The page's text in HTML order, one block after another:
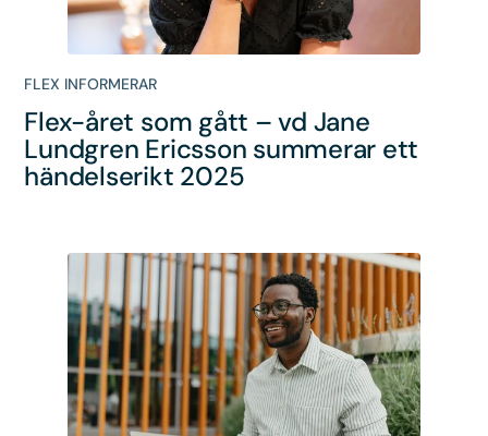
FLEX INFORMERAR
Flex-året som gått – vd Jane
Lundgren Ericsson summerar ett
händelserikt 2025